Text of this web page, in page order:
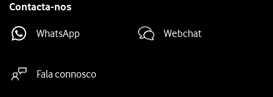
Contacta-nos
WhatsApp Webchat
Fala connosco